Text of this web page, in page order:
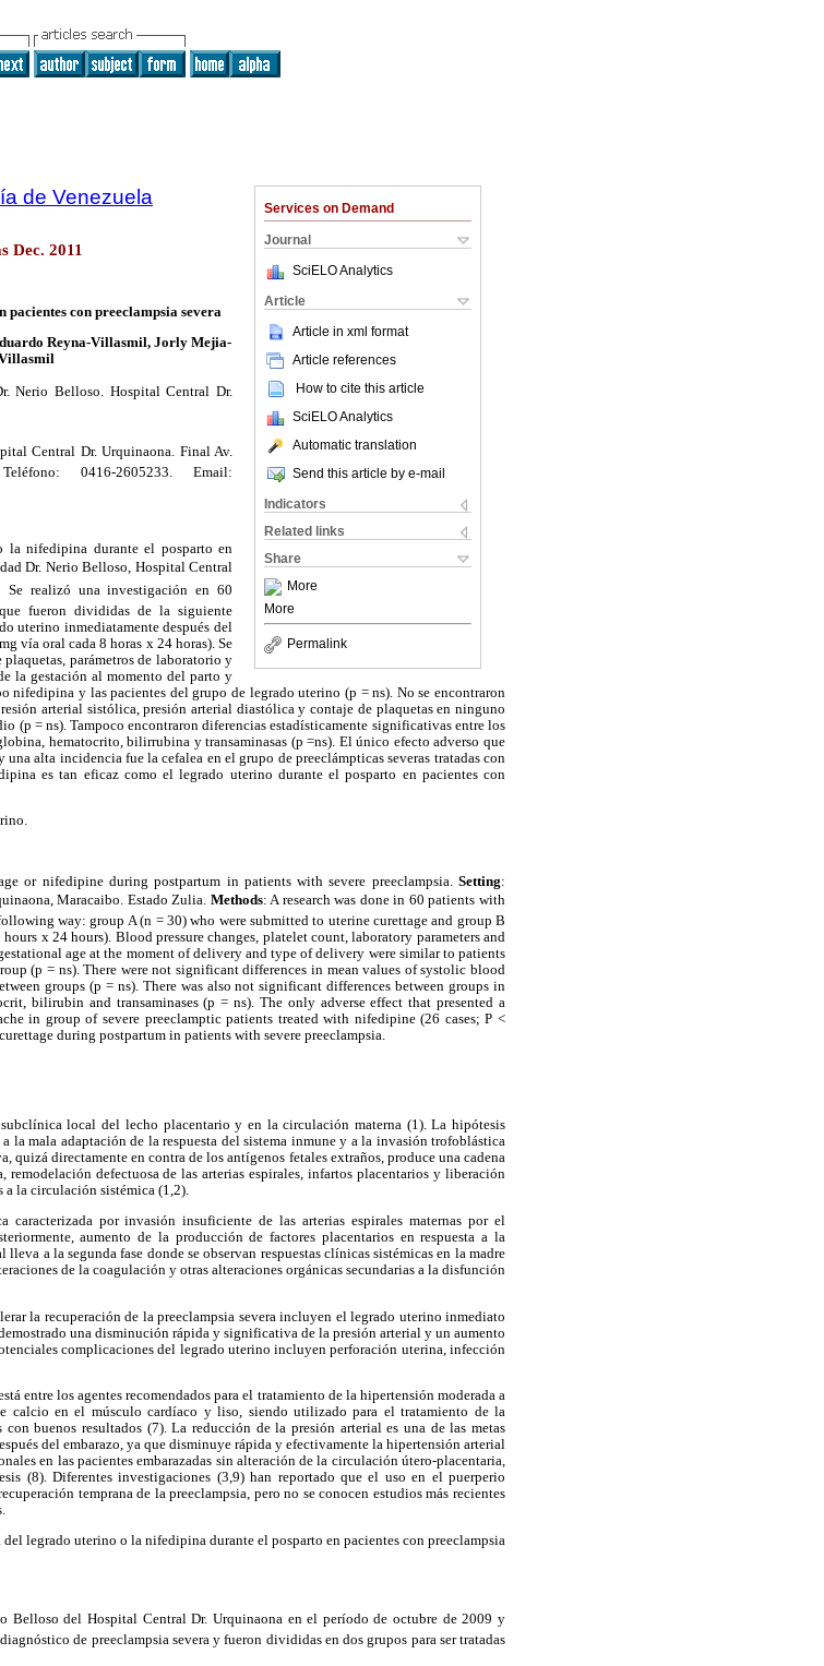
Services on Demand
Journal
SciELO Analytics
Article
Article in xml format
Article references
How to cite this article
SciELO Analytics
Automatic translation
Send this article by e-mail
Indicators
Related links
Share
More
More
Permalink
de Venezuela
Dec. 2011
con preeclampsia severa
Reyna-Villasmil, Jorly Mejia-
Nerio Belloso. Hospital Central Dr.
Central Dr. Urquinaona. Final Av.
0416-2605233. Email:
la nifedipina durante el posparto en
Dr. Nerio Belloso, Hospital Central
Se realizó una investigación en 60
fueron divididas de la siguiente
uterino inmediatamente después del
vía oral cada 8 horas x 24 horas). Se
parámetros de laboratorio y
la gestación al momento del parto y
nifedipina y las pacientes del grupo de legrado uterino (p = ns). No se encontraron
arterial sistólica, presión arterial diastólica y contaje de plaquetas en ninguno
(p = ns). Tampoco encontraron diferencias estadísticamente significativas entre los
hematocrito, bilirrubina y transaminasas (p =ns). El único efecto adverso que
alta incidencia fue la cefalea en el grupo de preeclámpticas severas tratadas con
es tan eficaz como el legrado uterino durante el posparto en pacientes con
or nifedipine during postpartum in patients with severe preeclampsia. Setting:
Maracaibo. Estado Zulia. Methods: A research was done in 60 patients with
way: group A (n = 30) who were submitted to uterine curettage and group B
x 24 hours). Blood pressure changes, platelet count, laboratory parameters and
age at the moment of delivery and type of delivery were similar to patients
(p = ns). There were not significant differences in mean values of systolic blood
groups (p = ns). There was also not significant differences between groups in
bilirubin and transaminases (p = ns). The only adverse effect that presented a
in group of severe preeclamptic patients treated with nifedipine (26 cases; P <
during postpartum in patients with severe preeclampsia.
local del lecho placentario y en la circulación materna (1). La hipótesis
la mala adaptación de la respuesta del sistema inmune y a la invasión trofoblástica
quizá directamente en contra de los antígenos fetales extraños, produce una cadena
defectuosa de las arterias espirales, infartos placentarios y liberación
la circulación sistémica (1,2).
caracterizada por invasión insuficiente de las arterias espirales maternas por el
aumento de la producción de factores placentarios en respuesta a la
a la segunda fase donde se observan respuestas clínicas sistémicas en la madre
de la coagulación y otras alteraciones orgánicas secundarias a la disfunción
la recuperación de la preeclampsia severa incluyen el legrado uterino inmediato
una disminución rápida y significativa de la presión arterial y un aumento
complicaciones del legrado uterino incluyen perforación uterina, infección
entre los agentes recomendados para el tratamiento de la hipertensión moderada a
calcio en el músculo cardíaco y liso, siendo utilizado para el tratamiento de la
buenos resultados (7). La reducción de la presión arterial es una de las metas
del embarazo, ya que disminuye rápida y efectivamente la hipertensión arterial
en las pacientes embarazadas sin alteración de la circulación útero-placentaria,
(8). Diferentes investigaciones (3,9) han reportado que el uso en el puerperio
temprana de la preeclampsia, pero no se conocen estudios más recientes
legrado uterino o la nifedipina durante el posparto en pacientes con preeclampsia
del Hospital Central Dr. Urquinaona en el período de octubre de 2009 y
de preeclampsia severa y fueron divididas en dos grupos para ser tratadas